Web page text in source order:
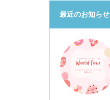
最近のお知らせ